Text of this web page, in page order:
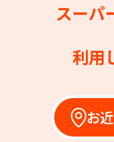
スーパ
利用
お